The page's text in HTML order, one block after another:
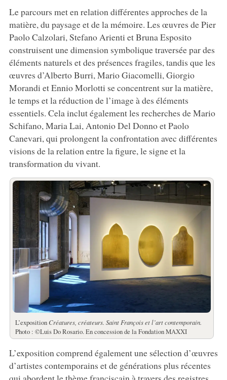
Le parcours met en relation différentes approches de la
matière, du paysage et de la mémoire. Les œuvres de Pier
Paolo Calzolari, Stefano Arienti et Bruna Esposito
construisent une dimension symbolique traversée par des
éléments naturels et des présences fragiles, tandis que les
œuvres d’Alberto Burri, Mario Giacomelli, Giorgio
Morandi et Ennio Morlotti se concentrent sur la matière,
le temps et la réduction de l’image à des éléments
essentiels. Cela inclut également les recherches de Mario
Schifano, Maria Lai, Antonio Del Donno et Paolo
Canevari, qui prolongent la confrontation avec différentes
visions de la relation entre la figure, le signe et la
transformation du vivant.
L’exposition Créatures, créateurs. Saint François et l’art contemporain.
Photo : ©Luis Do Rosario. En concession de la Fondation MAXXI
L’exposition comprend également une sélection d’œuvres
d’artistes contemporains et de générations plus récentes